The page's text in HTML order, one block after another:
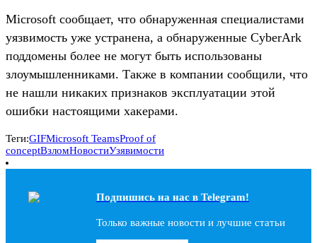
Microsoft сообщает, что обнаруженная специалистами
уязвимость уже устранена, а обнаруженные CyberArk
поддомены более не могут быть использованы
злоумышленниками. Также в компании сообщили, что
не нашли никаких признаков эксплуатации этой
ошибки настоящими хакерами.
Теги:GIFMicrosoft TeamsProof of
conceptВзломНовостиУзявимости
Подпишись на наc в Telegram!
Только важные новости и лучшие статьи